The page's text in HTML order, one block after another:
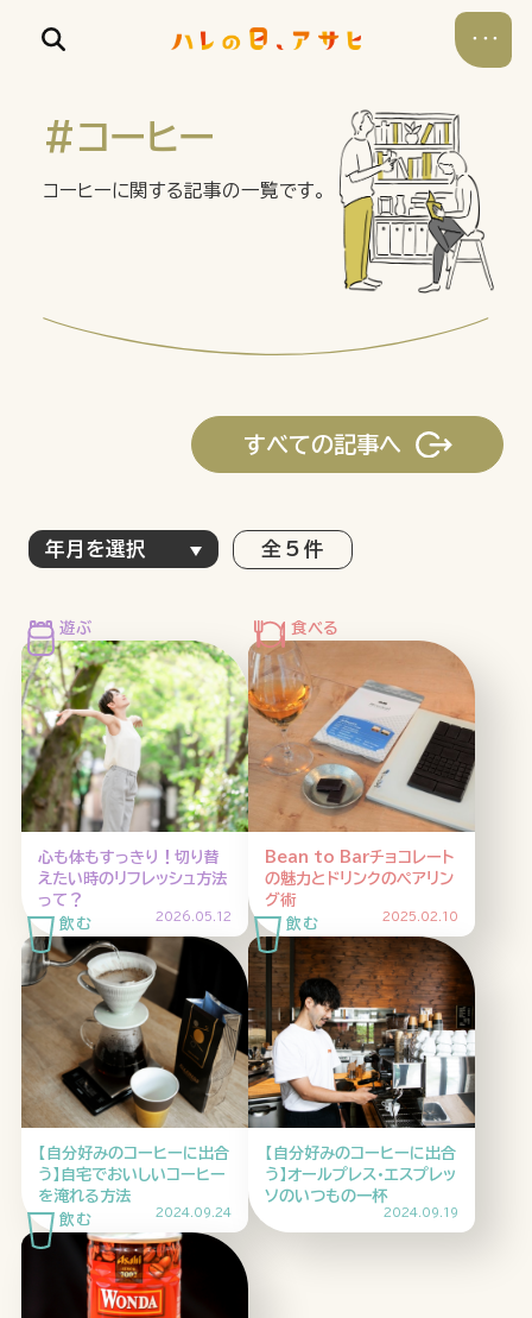
考える
特集記事 連載 アサヒの人
夏のビール特集2025 ビール
お酒との付き合い方 ウイスキー
大阪・関西万博 浅草特集2025
おでかけ 池波正太郎 浅草 レシピ
みんなで乾杯 アサヒのひと図鑑
特別なおやつ時間 エノテカ ノンアル
スマホ写真
HOME ABOUT ARTICLE
#コーヒー
コーヒーに関する記事の一覧です。
全 5 件
すべての記事へ
心も体もすっきり！切り替
えたい時のリフレッシュ方法
って？
2026.05.12
Bean to Barチョコレート
の魅力とドリンクのペアリン
グ術
2025.02.10
【自分好みのコーヒーに出合
う】自宅でおいしいコーヒー
を淹れる方法
2024.09.24
【自分好みのコーヒーに出合
う】オールプレス・エスプレッ
ソのいつもの一杯
2024.09.19